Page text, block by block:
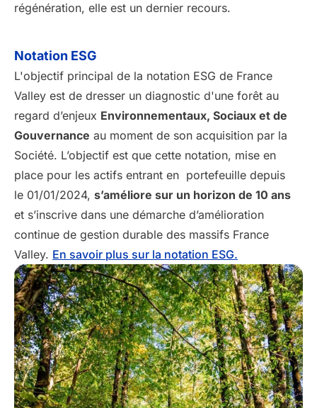
régénération, elle est un dernier recours.
Notation ESG
L'objectif principal de la notation ESG de France
Valley est de dresser un diagnostic d'une forêt au
regard d’enjeux Environnementaux, Sociaux et de
Gouvernance au moment de son acquisition par la
Société. L’objectif est que cette notation, mise en
place pour les actifs entrant en portefeuille depuis
le 01/01/2024, s’améliore sur un horizon de 10 ans
et s’inscrive dans une démarche d’amélioration
continue de gestion durable des massifs France
Valley. En savoir plus sur la notation ESG.